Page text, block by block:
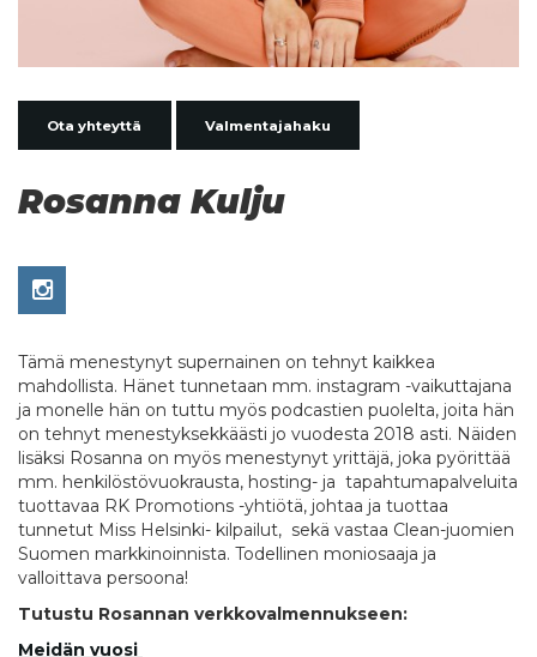
Ota yhteyttä Valmentajahaku
Rosanna Kulju
Tämä menestynyt supernainen on tehnyt kaikkea
mahdollista. Hänet tunnetaan mm. instagram -vaikuttajana
ja monelle hän on tuttu myös podcastien puolelta, joita hän
on tehnyt menestyksekkäästi jo vuodesta 2018 asti. Näiden
lisäksi Rosanna on myös menestynyt yrittäjä, joka pyörittää
mm. henkilöstövuokrausta, hosting- ja tapahtumapalveluita
tuottavaa RK Promotions -yhtiötä, johtaa ja tuottaa
tunnetut Miss Helsinki- kilpailut, sekä vastaa Clean-juomien
Suomen markkinoinnista. Todellinen moniosaaja ja
valloittava persoona!
Tutustu Rosannan verkkovalmennukseen:
Meidän vuosi